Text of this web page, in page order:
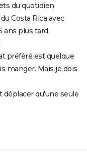
du quotidien
Costa Rica avec
ans plus tard,
préféré est quelque
manger. Mais je dois
déplacer qu'une seule